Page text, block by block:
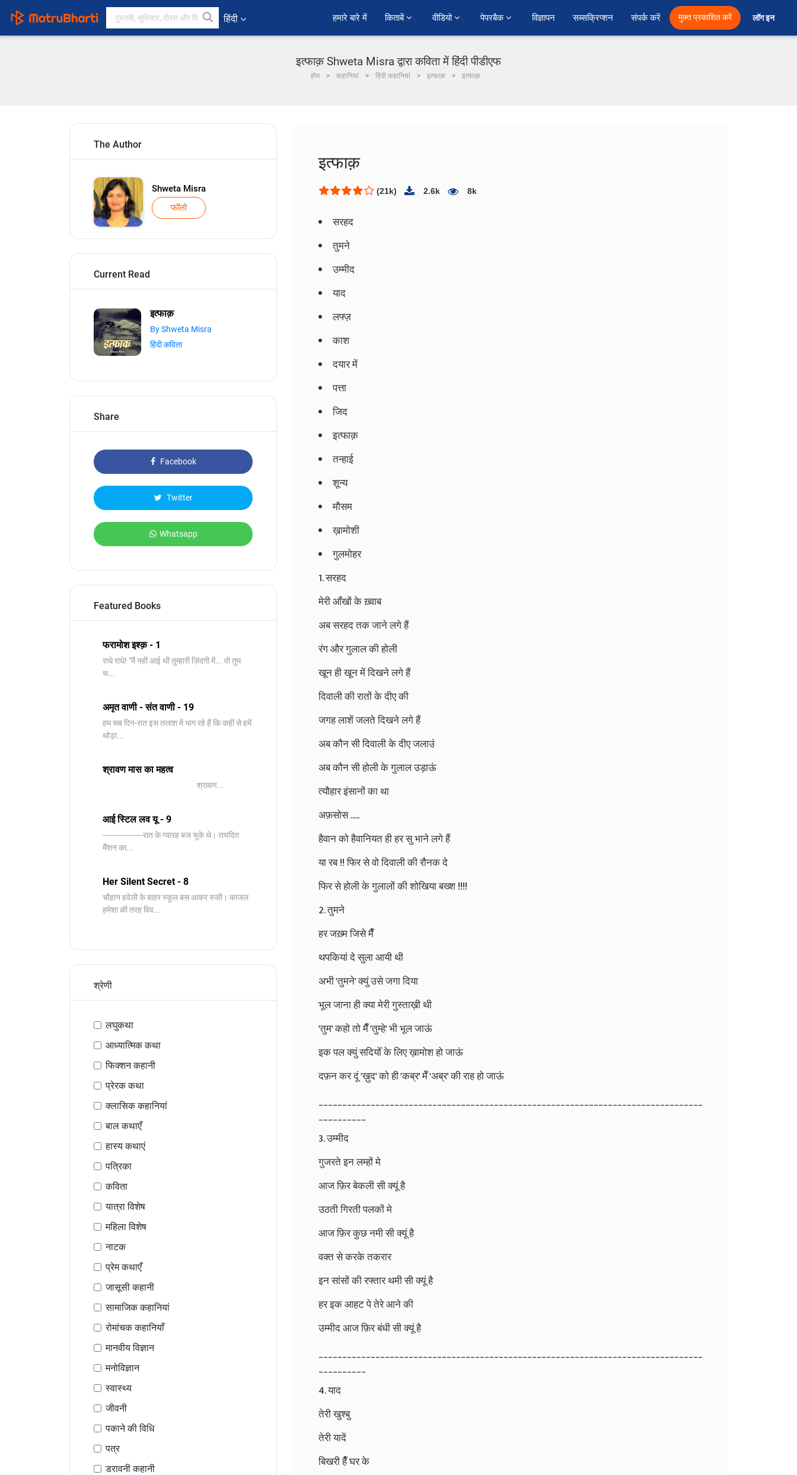
हिंदी हमारे बारे में किताबें वीडियो पेपरबैक विज्ञापन सब्सक्रिप्शन संपर्क करें मुक्त प्रकाशित करें लॉग इन
इत्फाक़ Shweta Misra द्वारा कविता में हिंदी पीडीएफ
होम कहानियां हिंदी कहानियां इत्फाक़ इत्फाक़
The Author
Shweta Misra
फॉलो
Current Read
इत्फाक़
By Shweta Misra
हिंदी कविता
Share
Facebook
Twitter
Whatsapp
Featured Books
फरामोश इश्क़ - 1
राधे राधे! ​"मैं नहीं आई थी तुम्हारी ज़िंदगी में... वो तुम
थ...
अमृत वाणी - संत वाणी - 19
हम सब दिन-रात इस तलाश में भाग रहे हैं कि कहीं से हमें
थोड़ा...
श्रावण मास का महत्व
श्रावण...
आई स्टिल लव यू - 9
-----------------​रात के ग्यारह बज चुके थे। रायदित
मैंशन का...
Her Silent Secret - 8
चौहान हवेली के बाहर स्कूल बस आकर रुकी। काजल
हमेशा की तरह विव...
श्रेणी
लघुकथा
आध्यात्मिक कथा
फिक्शन कहानी
प्रेरक कथा
क्लासिक कहानियां
बाल कथाएँ
हास्य कथाएं
पत्रिका
कविता
यात्रा विशेष
महिला विशेष
नाटक
प्रेम कथाएँ
जासूसी कहानी
सामाजिक कहानियां
रोमांचक कहानियाँ
मानवीय विज्ञान
मनोविज्ञान
स्वास्थ्य
जीवनी
पकाने की विधि
पत्र
डरावनी कहानी
इत्फाक़
(21k) 2.6k 8k
सरहद
तुमने
उम्मीद
याद
लफ्ज़
काश
दयार में
पत्ता
जिद
इत्फाक़
तन्हाई
शून्य
मौसम
ख़ामोशी
गुलमोहर
1. सरहद
मेरी आँखों के ख़्वाब
अब सरहद तक जाने लगे हैं
रंग और गुलाल की होली
खून ही खून में दिखने लगे हैं
दिवाली की रातों के दीए की
जगह लाशें जलते दिखने लगे हैं
अब कौन सी दिवाली के दीए जलाउं
अब कौन सी होली के गुलाल उड़ाऊं
त्यौहार इंसानों का था
अफ़सोस .....
हैवान को हैवानियत ही हर सु भाने लगे हैं
या रब !! फिर से वो दिवाली की रौनक दे
फिर से होली के गुलालों की शोखिया बख्श !!!!
2. तुमने
हर जख़्म जिसे मैँ
थपकियां दे सुला आयी थी
अभी 'तुमने' क्युं उसे जगा दिया
भूल जाना ही क्या मेरी गुस्ताख़ी थी
'तुम' कहो तो मैँ 'तुम्हे' भी भूल जाऊं
इक पल क्युं सदियोँ के लिए ख़ामोश हो जाऊं
दफ़न कर दूं 'ख़ुद' को ही 'कब्र' मेँ 'अब्र' की राह हो जाऊं
3. उम्मीद
गुजरते इन लम्हों मे
आज फ़िर बेकली सी क्यूं है
उठती गिरती पलकों मे
आज फ़िर कुछ नमी सी क्यूं है
वक्त से करके तकरार
इन सांसों की रफ्तार थमी सी क्यूं है
हर इक आहट पे तेरे आने की
उम्मीद आज फ़िर बंधी सी क्यूं है
4. याद
तेरी खुश्बु
तेरी यादें
बिखरी हैँ घर के